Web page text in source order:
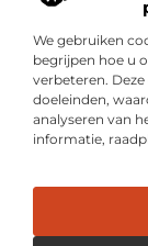
We gebruiken
begrijpen hoe u
verbeteren.
doeleinden,
analyseren van
informatie,
Bericht
Onze